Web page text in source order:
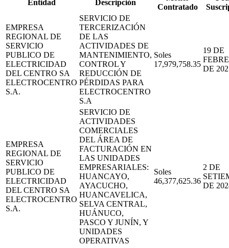
Entidad Descripción
Contratado
EMPRESA
REGIONAL DE
SERVICIO
PUBLICO DE
ELECTRICIDAD
DEL CENTRO SA
ELECTROCENTRO
S.A.
SERVICIO DE
TERCERIZACIÓN
DE LAS
ACTIVIDADES DE
MANTENIMIENTO,
CONTROL Y
REDUCCIÓN DE
PÉRDIDAS PARA
ELECTROCENTRO
S.A
Soles
17,979,758.35
19 DE
DE
EMPRESA
REGIONAL DE
SERVICIO
PUBLICO DE
ELECTRICIDAD
DEL CENTRO SA
ELECTROCENTRO
S.A.
SERVICIO DE
ACTIVIDADES
COMERCIALES
DEL ÁREA DE
FACTURACIÓN EN
LAS UNIDADES
EMPRESARIALES:
HUANCAYO,
AYACUCHO,
HUANCAVELICA,
SELVA CENTRAL,
HUÁNUCO,
PASCO Y JUNÍN, Y
UNIDADES
OPERATIVAS
Soles
46,377,625.36
2 DE
DE